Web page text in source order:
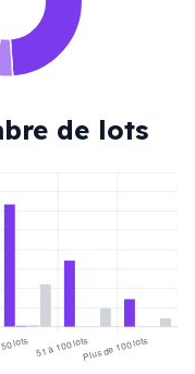
de lots
lots 51 à 100 lotsPlus de 100 lots